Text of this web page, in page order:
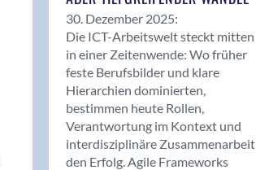
Bassersdorf
Benken (SG)
Bergdietikon
Bern - Liebefeld
30. Dezember 2025:
Die ICT-Arbeitswelt steckt mitten
in einer Zeitenwende: Wo früher
feste Berufsbilder und klare
Hierarchien dominierten,
bestimmen heute Rollen,
Verantwortung im Kontext und
interdisziplinäre Zusammenarbeit
den Erfolg. Agile Frameworks